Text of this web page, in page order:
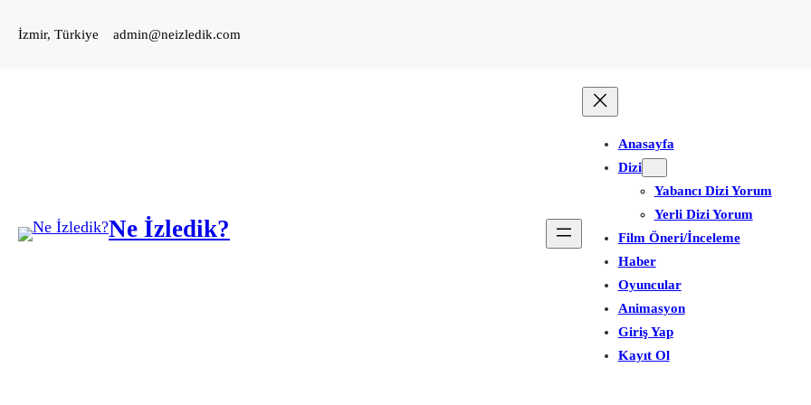
geçİzmir, Türkiye admin@neizledik.com
Ne İzledik?
Anasayfa
Dizi
Yabancı Dizi Yorum
Yerli Dizi Yorum
Film Öneri/İnceleme
Haber
Oyuncular
Animasyon
Giriş Yap
Kayıt Ol